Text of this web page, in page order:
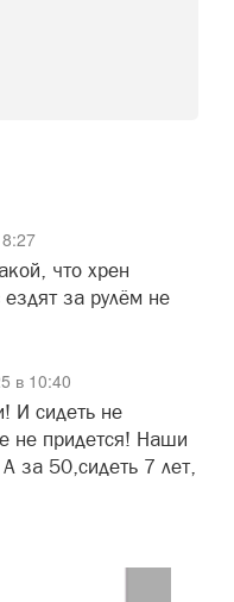
что хрен
за рулём не
в 10:40
И сидеть не
не придется! Наши
за 50,сидеть 7 лет,